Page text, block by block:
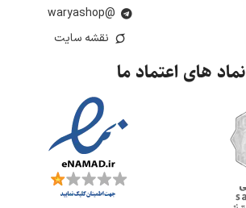
@waryashop
نقشه سایت
نماد های اعتماد ما